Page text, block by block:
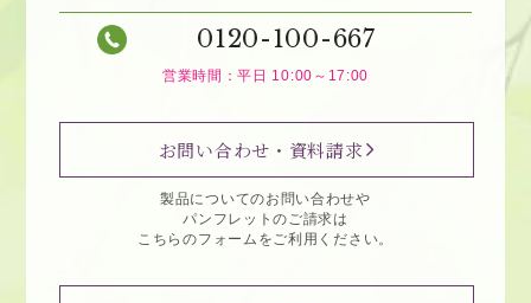
0120-100-667
営業時間：平日 10:00～17:00
お問い合わせ・資料請求
製品についてのお問い合わせや
パンフレットのご請求は
こちらのフォームをご利用ください。